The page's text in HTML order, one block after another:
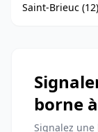
Saint-Brieuc (12)
borne
Signalez